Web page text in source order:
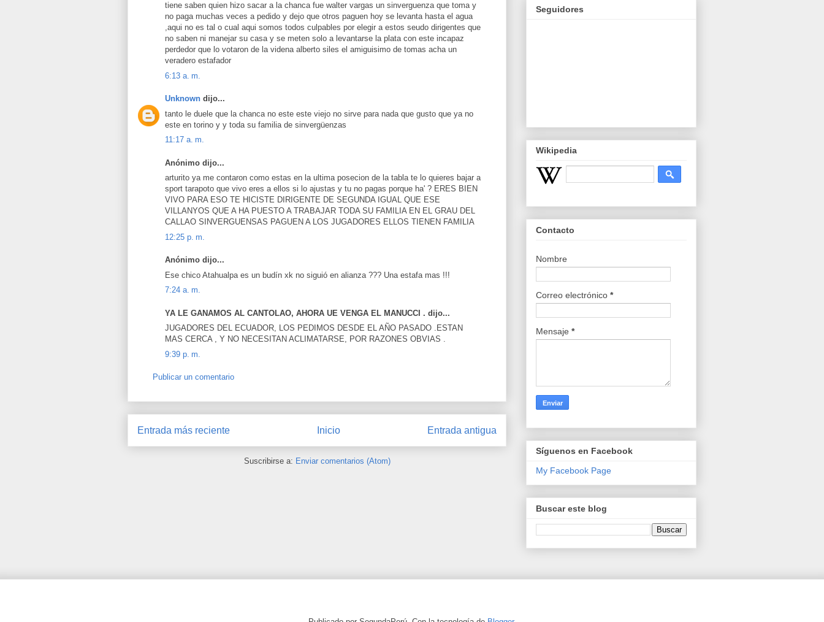
tiene saben quien hizo sacar a la chanca fue walter vargas un sinverguenza que toma y
no paga muchas veces a pedido y dejo que otros paguen hoy se levanta hasta el agua
,aqui no es tal o cual aqui somos todos culpables por elegir a estos seudo dirigentes que
no saben ni manejar su casa y se meten solo a levantarse la plata con este incapaz
perdedor que lo votaron de la videna alberto siles el amiguisimo de tomas acha un
veradero estafador
6:13 a. m.
Unknown dijo...
tanto le duele que la chanca no este este viejo no sirve para nada que gusto que ya no
este en torino y y toda su familia de sinvergüenzas
11:17 a. m.
Anónimo dijo...
arturito ya me contaron como estas en la ultima posecion de la tabla te lo quieres bajar a
sport tarapoto que vivo eres a ellos si lo ajustas y tu no pagas porque ha' ? ERES BIEN
VIVO PARA ESO TE HICISTE DIRIGENTE DE SEGUNDA IGUAL QUE ESE
VILLANYOS QUE A HA PUESTO A TRABAJAR TODA SU FAMILIA EN EL GRAU DEL
CALLAO SINVERGUENSAS PAGUEN A LOS JUGADORES ELLOS TIENEN FAMILIA
12:25 p. m.
Anónimo dijo...
Ese chico Atahualpa es un budín xk no siguió en alianza ??? Una estafa mas !!!
7:24 a. m.
YA LE GANAMOS AL CANTOLAO, AHORA UE VENGA EL MANUCCI . dijo...
JUGADORES DEL ECUADOR, LOS PEDIMOS DESDE EL AÑO PASADO .ESTAN
MAS CERCA , Y NO NECESITAN ACLIMATARSE, POR RAZONES OBVIAS .
9:39 p. m.
Publicar un comentario
Entrada más reciente Entrada antigua
Inicio
Suscribirse a: Enviar comentarios (Atom)
Seguidores
Wikipedia
Contacto
Nombre
Correo electrónico *
Mensaje *
Síguenos en Facebook
My Facebook Page
Buscar este blog